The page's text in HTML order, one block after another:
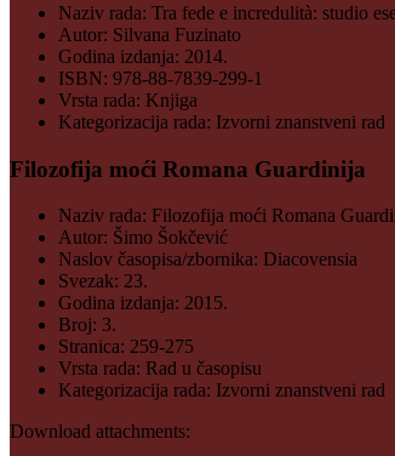
Naziv rada: Tra fede e incredulità: studio
Autor: Silvana Fuzinato
Godina izdanja: 2014.
ISBN: 978-88-7839-299-1
Vrsta rada: Knjiga
Kategorizacija rada: Izvorni znanstveni rad
Filozofija moći Romana Guardinija
Naziv rada: Filozofija moći Romana
Autor: Šimo Šokčević
Naslov časopisa/zbornika: Diacovensia
Svezak: 23.
Godina izdanja: 2015.
Broj: 3.
Stranica: 259-275
Vrsta rada: Rad u časopisu
Kategorizacija rada: Izvorni znanstveni rad
Download attachments: